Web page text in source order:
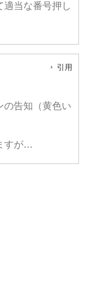
適当な番号押し
引用
の告知（黄色い
すが…